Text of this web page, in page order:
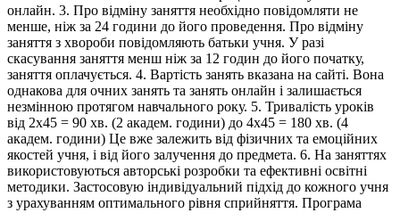
онлайн. 3. Про відміну заняття необхідно повідомляти не
менше, ніж за 24 години до його проведення. Про відміну
заняття з хвороби повідомляють батьки учня. У разі
скасування заняття менш ніж за 12 годин до його початку,
заняття оплачується. 4. Вартість занять вказана на сайті. Вона
однакова для очних занять та занять онлайн і залишається
незмінною протягом навчального року. 5. Тривалість уроків
від 2x45 = 90 хв. (2 академ. години) до 4x45 = 180 хв. (4
академ. години) Це вже залежить від фізичних та емоційних
якостей учня, і від його залучення до предмета. 6. На заняттях
використовуються авторські розробки та ефективні освітні
методики. Застосовую індивідуальний підхід до кожного учня
з урахуванням оптимального рівня сприйняття. Програма